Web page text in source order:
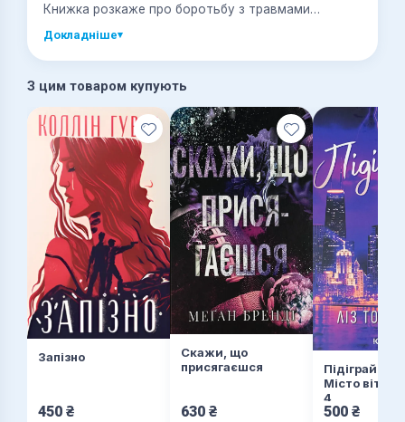
Книжка розкаже про боротьбу з травмами
минулого, долю й цілющу силу любові.
Докладніше▾
З цим товаром купують
Запізно
450 ₴
Скажи, що
присягаєшся
630 ₴
Підіграй
Місто
4
500 ₴